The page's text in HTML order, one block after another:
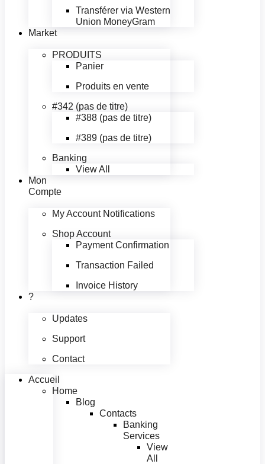
Transférer via Western
Union MoneyGram
Market
PRODUITS
Panier
Produits en vente
#342 (pas de titre)
#388 (pas de titre)
#389 (pas de titre)
Banking
View All
Mon
Compte
My Account Notifications
Shop Account
Payment Confirmation
Transaction Failed
Invoice History
?
Updates
Support
Contact
Accueil
Home
Blog
Contacts
Banking
Services
View
All